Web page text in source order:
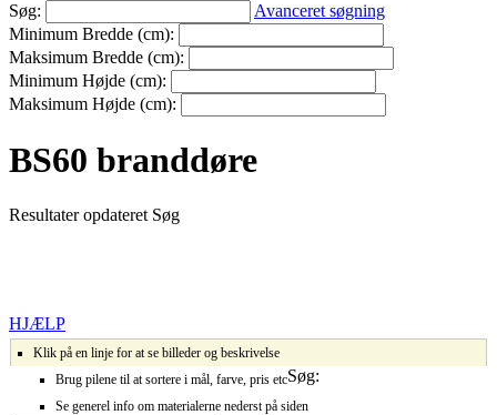
Søg:
Avanceret søgning
Minimum Bredde (cm):
Maksimum Bredde (cm):
Minimum Højde (cm):
Maksimum Højde (cm):
BS60 branddøre
Resultater opdateret Søg
HJÆLP
Klik på en linje for at se billeder og beskrivelse
Brug pilene til at sortere i mål, farve, pris etc
Se generel info om materialerne nederst på siden
Søg: